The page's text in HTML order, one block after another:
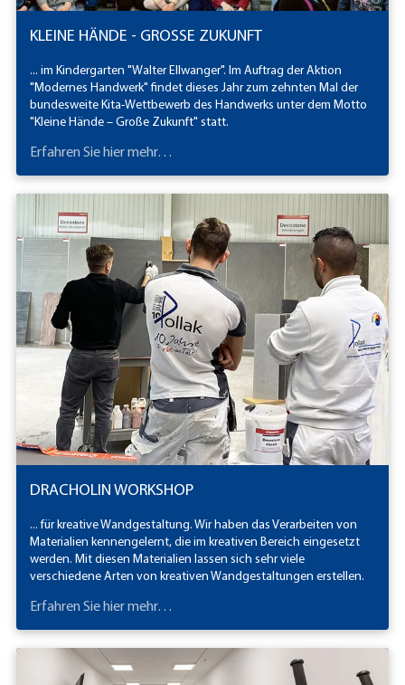
KLEINE HÄNDE - GROSSE ZUKUNFT
... im Kindergarten "Walter Ellwanger". Im Auftrag der Aktion
"Modernes Handwerk" findet dieses Jahr zum zehnten Mal der
bundesweite Kita-Wettbewerb des Handwerks unter dem Motto
"Kleine Hände – Große Zukunft" statt.
Erfahren Sie hier mehr…
DRACHOLIN WORKSHOP
... für kreative Wandgestaltung. Wir haben das Verarbeiten von
Materialien kennengelernt, die im kreativen Bereich eingesetzt
werden. Mit diesen Materialien lassen sich sehr viele
verschiedene Arten von kreativen Wandgestaltungen erstellen.
Erfahren Sie hier mehr…